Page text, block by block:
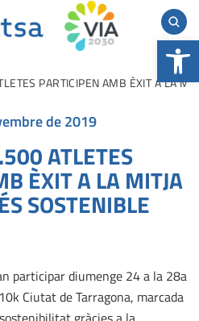
Obre la
PARTICIPEN AMB ÈXIT A LA
de 2019
ATLETES
ÈXIT A LA MITJA
SOSTENIBLE
participar diumenge 24 a la 28a
Ciutat de Tarragona, marcada